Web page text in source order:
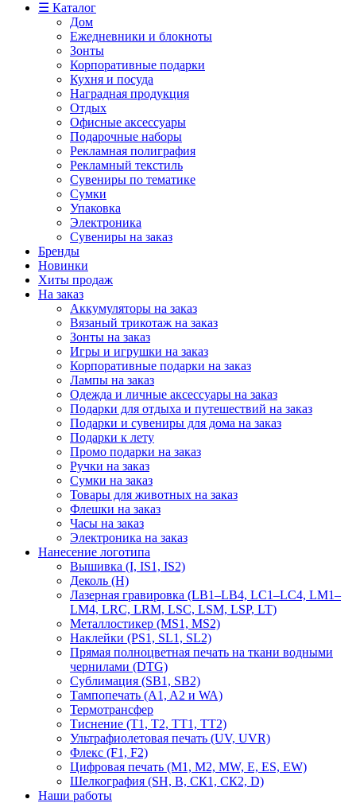
☰ Каталог
Дом
Ежедневники и блокноты
Зонты
Корпоративные подарки
Кухня и посуда
Наградная продукция
Отдых
Офисные аксессуары
Подарочные наборы
Рекламная полиграфия
Рекламный текстиль
Сувениры по тематике
Сумки
Упаковка
Электроника
Сувениры на заказ
Бренды
Новинки
Хиты продаж
На заказ
Аккумуляторы на заказ
Вязаный трикотаж на заказ
Зонты на заказ
Игры и игрушки на заказ
Корпоративные подарки на заказ
Лампы на заказ
Одежда и личные аксессуары на заказ
Подарки для отдыха и путешествий на заказ
Подарки и сувениры для дома на заказ
Подарки к лету
Промо подарки на заказ
Ручки на заказ
Сумки на заказ
Товары для животных на заказ
Флешки на заказ
Часы на заказ
Электроника на заказ
Нанесение логотипа
Вышивка (I, IS1, IS2)
Деколь (H)
Лазерная гравировка (LB1–LB4, LC1–LC4, LM1–
LM4, LRC, LRM, LSC, LSM, LSP, LT)
Металлостикер (MS1, MS2)
Наклейки (PS1, SL1, SL2)
Прямая полноцветная печать на ткани водными
чернилами (DTG)
Сублимация (SB1, SB2)
Тампопечать (A1, A2 и WA)
Термотрансфер
Тиснение (Т1, Т2, ТT1, ТT2)
Ультрафиолетовая печать (UV, UVR)
Флекс (F1, F2)
Цифровая печать (M1, M2, MW, E, ES, EW)
Шелкография (SH, В, СК1, СК2, D)
Наши работы